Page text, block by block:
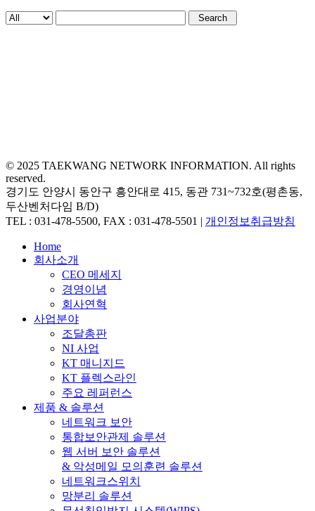
Search
© 2025 TAEKWANG NETWORK INFORMATION. All rights
reserved.
경기도 안양시 동안구 흥안대로 415, 동관 731~732호(평촌동,
두산벤처다임 B/D)
TEL : 031-478-5500, FAX : 031-478-5501 | 개인정보취급방침
Close
Menu
Home
회사소개
CEO 메세지
경영이념
회사연혁
사업분야
조달총판
NI 사업
KT 매니지드
KT 플렉스라인
주요 레퍼런스
제품 & 솔루션
네트워크 보안
통합보안관제 솔루션
웹 서버 보안 솔루션
& 악성메일 모의훈련 솔루션
네트워크스위치
망분리 솔루션